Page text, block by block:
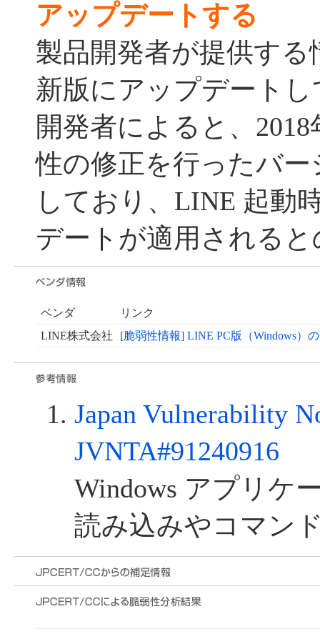
アップデートする
製品開発者が提供す
新版にアップデート
開発者によると、
性の修正を行ったバー
しており、LINE 起動
デートが適用される
ベンダ
リンク
LINE株式会社
[脆弱性情報] LINE PC版（Windows）
Japan Vulnerability
JVNTA#91240916
Windows アプリケ
読み込みやコマン